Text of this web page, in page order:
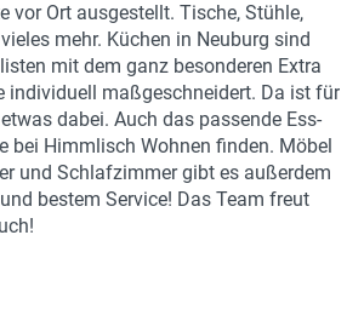
vor Ort aus­ge­stellt. Ti­sche, Stüh­le,
mehr. Kü­chen in Neu­burg sind
mit dem ganz be­son­de­ren Extra
in­di­vi­du­ell maß­ge­schnei­dert. Da ist für
dabei. Auch das pas­sen­de Ess­
bei Himm­lisch Woh­nen fin­den. Möbel
und Schlaf­zim­mer gibt es au­ßer­dem
bes­tem Ser­vice! Das Team freut